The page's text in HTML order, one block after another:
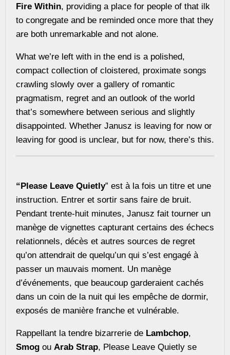
Fire Within, providing a place for people of that ilk
to congregate and be reminded once more that they
are both unremarkable and not alone.
What we’re left with in the end is a polished,
compact collection of cloistered, proximate songs
crawling slowly over a gallery of romantic
pragmatism, regret and an outlook of the world
that’s somewhere between serious and slightly
disappointed. Whether Janusz is leaving for now or
leaving for good is unclear, but for now, there’s this.
“Please Leave Quietly” est à la fois un titre et une
instruction. Entrer et sortir sans faire de bruit.
Pendant trente-huit minutes, Janusz fait tourner un
manège de vignettes capturant certains des échecs
relationnels, décès et autres sources de regret
qu’on attendrait de quelqu’un qui s’est engagé à
passer un mauvais moment. Un manège
d’événements, que beaucoup garderaient cachés
dans un coin de la nuit qui les empêche de dormir,
exposés de manière franche et vulnérable.
Rappellant la tendre bizarrerie de Lambchop,
Smog ou Arab Strap, Please Leave Quietly se